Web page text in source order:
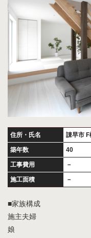
住所・氏名 諌早市 F
築年数 40
工事費用 －
施工面積 －
■家族構成
施主夫婦
娘